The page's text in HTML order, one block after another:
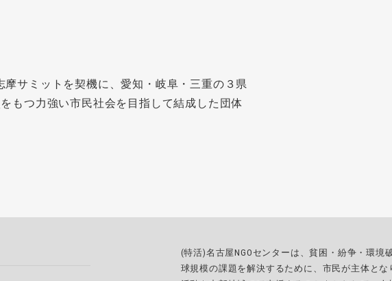
サミットを契機に、愛知・岐阜・三重の３県
もつ力強い市民社会を目指して結成した団体
(特活)名古屋NGOセンターは、貧困・紛争・環境
球規模の課題を解決するために、市民が主体とな